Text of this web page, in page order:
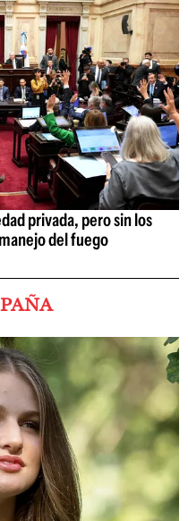
privada, pero sin los
del fuego